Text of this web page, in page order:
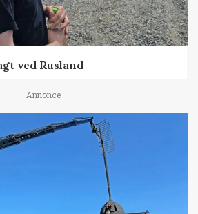
ved Rusland
Annonce